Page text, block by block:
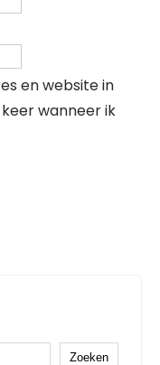
en website in
wanneer ik
Zoeken